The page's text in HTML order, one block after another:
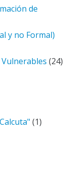
de
y no Formal)
(24)
(1)